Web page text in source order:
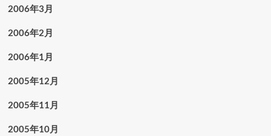
2006年3月
2006年2月
2006年1月
2005年12月
2005年11月
2005年10月